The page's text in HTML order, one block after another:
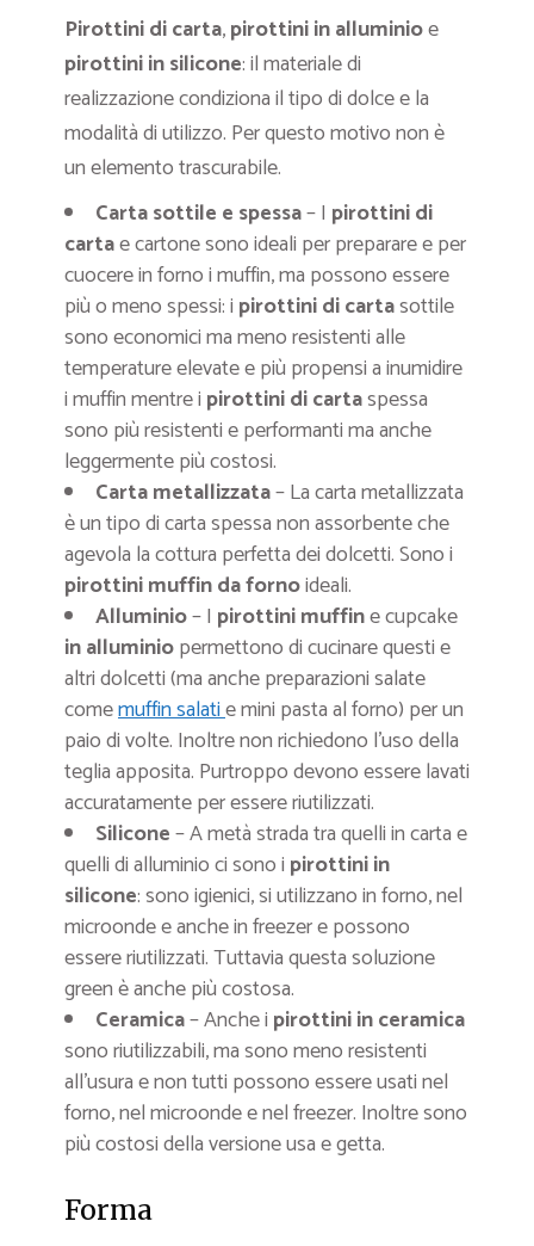
Pirottini di carta,pirottini in alluminioe
pirottini in silicone: il materiale di
realizzazione condiziona il tipo di dolce e la
modalità di utilizzo. Per questo motivo non è
un elemento trascurabile.
Carta sottile e spessa– I pirottini di
cartae cartone sono ideali per preparare e per
cuocere in forno i muffin, ma possono essere
più o meno spessi: i pirottini di cartasottile
sono economici ma meno resistenti alle
temperature elevate e più propensi a inumidire
i muffin mentre i pirottini di cartaspessa
sono più resistenti e performanti ma anche
leggermente più costosi.
Carta metallizzata– La carta metallizzata
è un tipo di carta spessa non assorbente che
agevola la cottura perfetta dei dolcetti. Sono i
pirottini muffinda fornoideali.
Alluminio– I pirottini muffine cupcake
in alluminiopermettono di cucinare questi e
altri dolcetti (ma anche preparazioni salate
comemuffin salatie mini pasta al forno) per un
paio di volte. Inoltre non richiedono l’uso della
teglia apposita. Purtroppo devono essere lavati
accuratamente per essere riutilizzati.
Silicone– A metà strada tra quelli in carta e
quelli di alluminio ci sono i pirottini in
silicone: sono igienici, si utilizzano in forno, nel
microonde e anche in freezer e possono
essere riutilizzati. Tuttavia questa soluzione
green è anche più costosa.
Ceramica– Anche i pirottini in ceramica
sono riutilizzabili, ma sono meno resistenti
all’usura e non tutti possono essere usati nel
forno, nel microonde e nel freezer. Inoltre sono
più costosi della versione usa e getta.
Forma